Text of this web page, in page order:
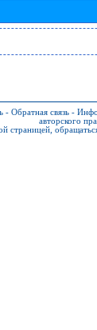
- Обратная связь -
авторского
страницей,